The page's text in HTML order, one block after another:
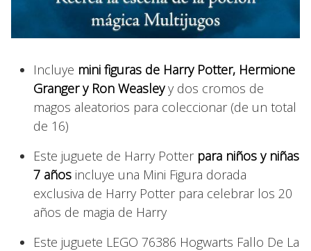
Incluye mini figuras de Harry Potter, Hermione
Granger y Ron Weasleyy dos cromos de
magos aleatorios para coleccionar (de un total
de 16)
Este juguete de Harry Potter para niños y niñas
7 años incluye una Mini Figura dorada
exclusiva de Harry Potter para celebrar los 20
años de magia de Harry
Este juguete LEGO 76386 Hogwarts Fallo De La